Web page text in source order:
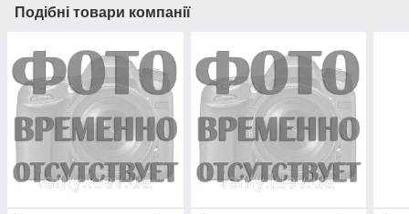
Подібні товари компанії